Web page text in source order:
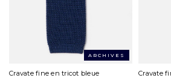
ARCHIVES
Cravate fine en tricot bleue